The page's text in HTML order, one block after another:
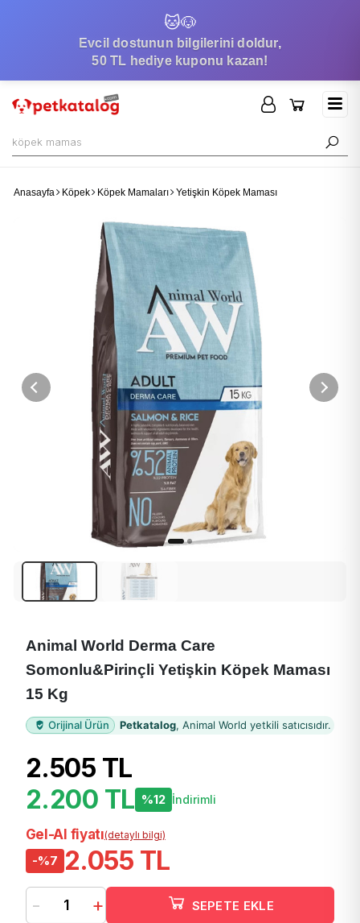
🐱🐶
Evcil dostunun bilgilerini doldur,
50 TL hediye kuponu kazan!
Anasayfa Köpek Köpek Mamaları Yetişkin Köpek Maması
Animal World Derma Care
Somonlu&Pirinçli Yetişkin Köpek Maması
15 Kg
Orijinal Ürün Petkatalog, Animal World yetkili satıcısıdır.
2.505 TL
2.200 TL %12 İndirimli
Gel-Al fiyatı(detaylı bilgi)
-%7 2.055 TL
- + SEPETE EKLE